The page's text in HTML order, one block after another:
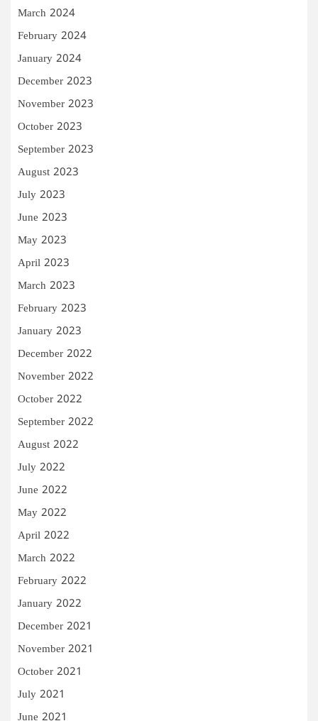
March 2024
February 2024
January 2024
December 2023
November 2023
October 2023
September 2023
August 2023
July 2023
June 2023
May 2023
April 2023
March 2023
February 2023
January 2023
December 2022
November 2022
October 2022
September 2022
August 2022
July 2022
June 2022
May 2022
April 2022
March 2022
February 2022
January 2022
December 2021
November 2021
October 2021
July 2021
June 2021